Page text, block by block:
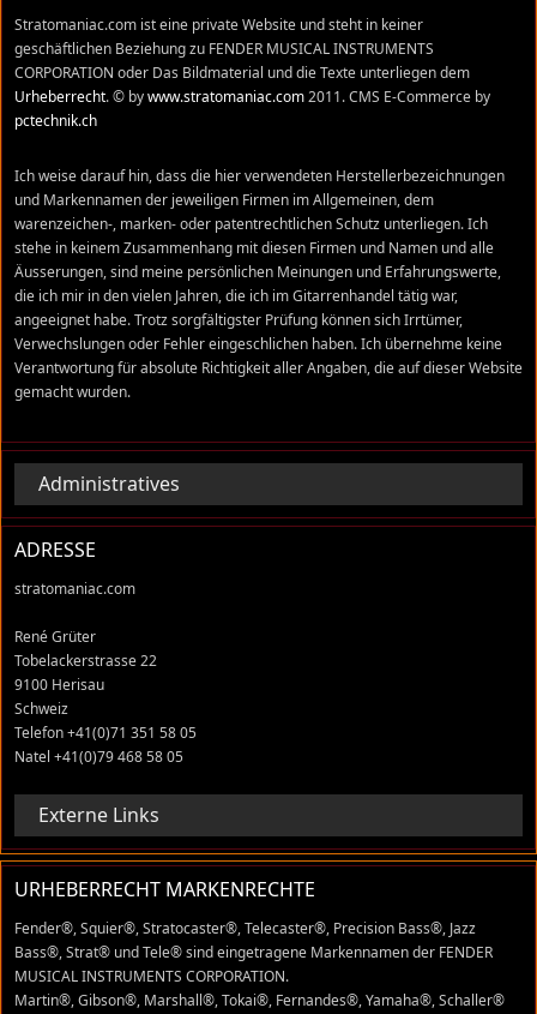
Stratomaniac.com ist eine private Website und steht in keiner
geschäftlichen Beziehung zu FENDER MUSICAL INSTRUMENTS
CORPORATION oder Das Bildmaterial und die Texte unterliegen dem
Urheberrecht. © bywww.stratomaniac.com2011. CMS E-Commerce by
pctechnik.ch
Ich weise darauf hin, dass die hier verwendeten Herstellerbezeichnungen
und Markennamen der jeweiligen Firmen im Allgemeinen, dem
warenzeichen-, marken- oder patentrechtlichen Schutz unterliegen. Ich
stehe in keinem Zusammenhang mit diesen Firmen und Namen und alle
Äusserungen, sind meine persönlichen Meinungen und Erfahrungswerte,
die ich mir in den vielen Jahren, die ich im Gitarrenhandel tätig war,
angeeignet habe. Trotz sorgfältigster Prüfung können sich Irrtümer,
Verwechslungen oder Fehler eingeschlichen haben. Ich übernehme keine
Verantwortung für absolute Richtigkeit aller Angaben, die auf dieser Website
gemacht wurden.
Administratives
ADRESSE
stratomaniac.com
René Grüter
Tobelackerstrasse 22
9100 Herisau
Schweiz
Telefon +41(0)71 351 58 05
Natel +41(0)79 468 58 05
Externe Links
URHEBERRECHT MARKENRECHTE
Fender®, Squier®, Stratocaster®, Telecaster®, Precision Bass®, Jazz
Bass®, Strat® und Tele® sind eingetragene Markennamen der FENDER
MUSICAL INSTRUMENTS CORPORATION.
Martin®, Gibson®, Marshall®, Tokai®, Fernandes®, Yamaha®, Schaller®